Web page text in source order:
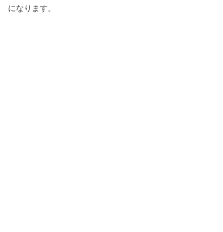
になります。